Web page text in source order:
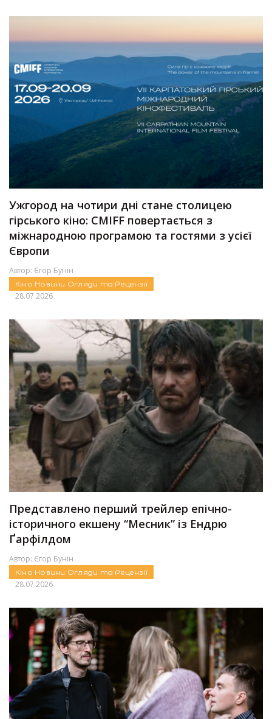
Ужгород на чотири дні стане столицею
гірського кіно: CMIFF повертається з
міжнародною програмою та гостями з усієї
Європи
Автор: Єгор Бунін
Кіно Новини Огляди та Рецензії
28.07.2026
Представлено перший трейлер епічно-
історичного екшену “Месник” із Ендрю
Ґарфілдом
Автор: Єгор Бунін
Кіно Новини Огляди та Рецензії
28.07.2026